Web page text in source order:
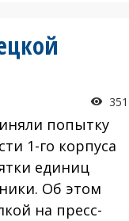
351
попытку
1-го корпуса
единиц
Об этом
на пресс-